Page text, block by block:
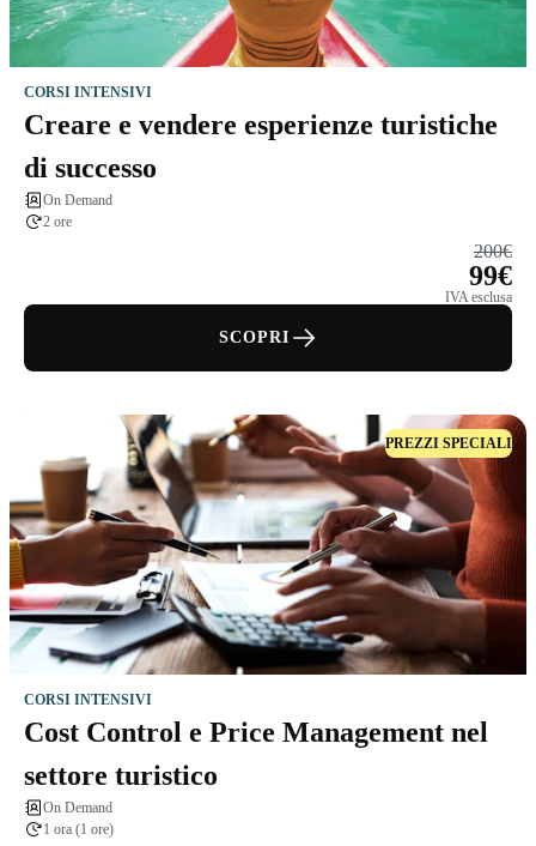
CORSI INTENSIVI
Creare e vendere esperienze turistiche
di successo
On Demand
2 ore
200€
99€
IVA esclusa
SCOPRI
PREZZI SPECIALI
CORSI INTENSIVI
Cost Control e Price Management nel
settore turistico
On Demand
1 ora (1 ore)